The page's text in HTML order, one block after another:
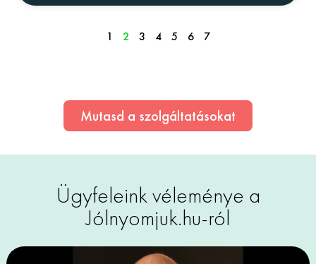
1 2 3 4 5 6 7
Mutasd a szolgáltatásokat
Ügyfeleink véleménye a
Jólnyomjuk.hu-ról